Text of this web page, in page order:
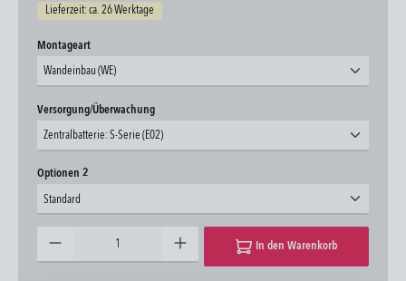
Lieferzeit: ca. 26 Werktage
Montageartauswählen
Wandeinbau (WE)
Versorgung/Überwachungauswählen
Zentralbatterie: S-Serie (E02)
Optionen 2
Standard
In den Warenkorb